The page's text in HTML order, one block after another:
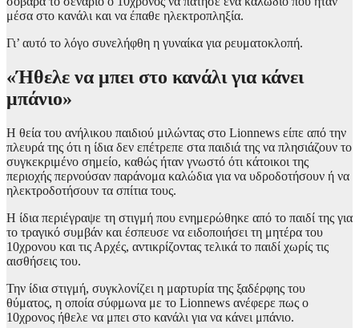
μέσα στο κανάλι και να έπαθε ηλεκτροπληξία.
Γι’ αυτό το λόγο συνελήφθη η γυναίκα για ρευματοκλοπή.
«Ήθελε να μπει στο κανάλι για κάνει
μπάνιο»
Η θεία του ανήλικου παιδιού μιλώντας στο Lionnews είπε από την
πλευρά της ότι η ίδια δεν επέτρεπε στα παιδιά της να πλησιάζουν το
συγκεκριμένο σημείο, καθώς ήταν γνωστό ότι κάτοικοι της
περιοχής περνούσαν παράνομα καλώδια για να υδροδοτήσουν ή να
ηλεκτροδοτήσουν τα σπίτια τους.
Η ίδια περιέγραψε τη στιγμή που ενημερώθηκε από το παιδί της για
το τραγικό συμβάν και έσπευσε να ειδοποιήσει τη μητέρα του
10χρονου και τις Αρχές, αντικρίζοντας τελικά το παιδί χωρίς τις
αισθήσεις του.
Την ίδια στιγμή, συγκλονίζει η μαρτυρία της ξαδέρφης του
θύματος, η οποία σύφμωνα με το Lionnews ανέφερε πως ο
10χρονος ήθελε να μπει στο κανάλι για να κάνει μπάνιο.